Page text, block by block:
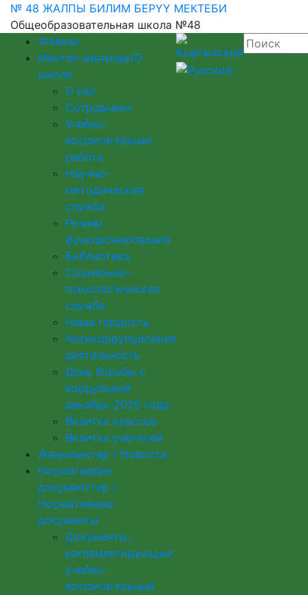
№ 48 ЖАЛПЫ БИЛИМ БЕРҮҮ МЕКТЕБИ
Общеобразовательная школа №48
Меню
Мектеп жөнүндө/О
школе
О нас
Сотрудники
Учебно-
воспитательная
работа
Научно-
методическая
служба
Режим
функционирования
Библиотека
Социально-
психологическая
служба
Наша гордость
Антикоррупционная
деятельность
День борьбы с
коррупцией
декабрь 2025 года
Визитка классов
Визитка учителей
Жаңылыктар / Новости
Нормативдик
документтер /
Нормативные
документы
Документы,
регламентирующие
учебно-
воспитательный